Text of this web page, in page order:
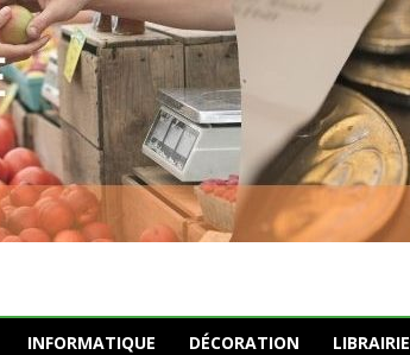
INFORMATIQUE DÉCORATION LIBRAIRIE